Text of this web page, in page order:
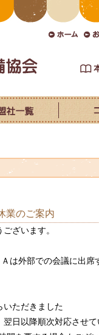
業のご案内
ざいます。
は外部での会議に出席
いただきました
日以降順次対応させ